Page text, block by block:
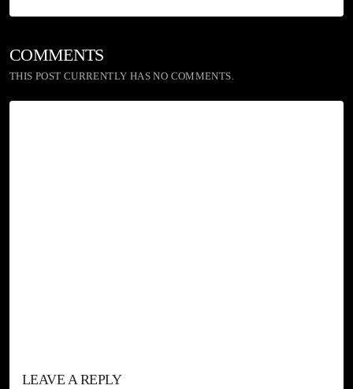
COMMENTS
THIS POST CURRENTLY HAS NO COMMENTS.
LEAVE A REPLY